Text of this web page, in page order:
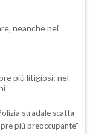
neanche nei
più litigiosi: nel
stradale scatta
più preoccupante"